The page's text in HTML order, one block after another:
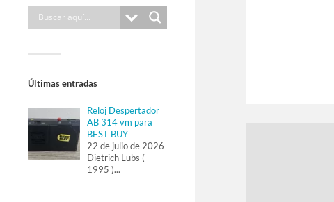
Últimas entradas
Reloj Despertador
AB 314 vm para
BEST BUY
22 de julio de 2026
Dietrich Lubs (
1995 )...